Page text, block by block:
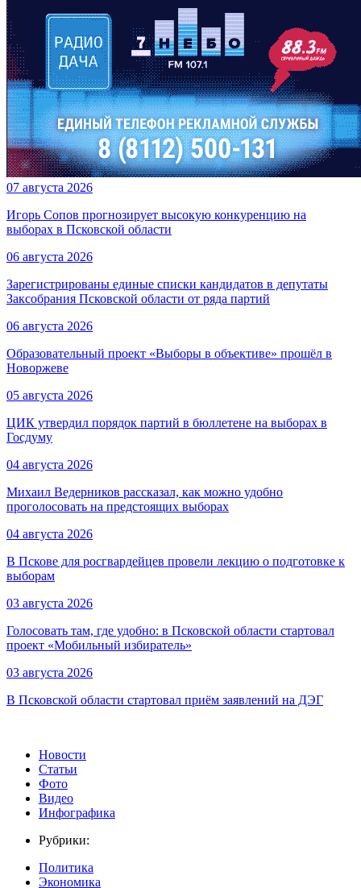
07 августа 2026
Игорь Сопов прогнозирует высокую конкуренцию на
выборах в Псковской области
06 августа 2026
Зарегистрированы единые списки кандидатов в депутаты
Заксобрания Псковской области от ряда партий
06 августа 2026
Образовательный проект «Выборы в объективе» прошёл в
Новоржеве
05 августа 2026
ЦИК утвердил порядок партий в бюллетене на выборах в
Госдуму
04 августа 2026
Михаил Ведерников рассказал, как можно удобно
проголосовать на предстоящих выборах
04 августа 2026
В Пскове для росгвардейцев провели лекцию о подготовке к
выборам
03 августа 2026
Голосовать там, где удобно: в Псковской области стартовал
проект «Мобильный избиратель»
03 августа 2026
В Псковской области стартовал приём заявлений на ДЭГ
Новости
Статьи
Фото
Видео
Инфографика
Рубрики:
Политика
Экономика